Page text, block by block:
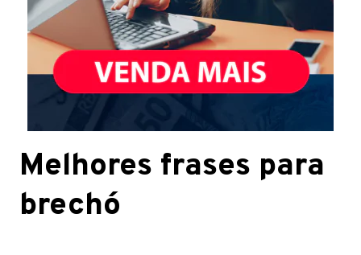
Melhores frases para
brechó